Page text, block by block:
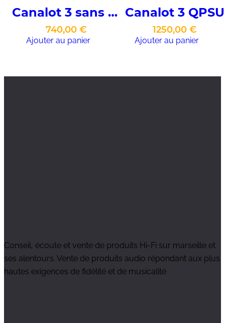
Canalot 3 sans alimentation
740,00 €
Ajouter au panier
Canalot 3 QPSU
1250,00 €
Ajouter au panier
Conseil, écoute et vente de produits Hi-Fi sur marseille et
ses alentours. Vente de produits audio répondant aux plus
hautes exigences de fidélité et de musicalité